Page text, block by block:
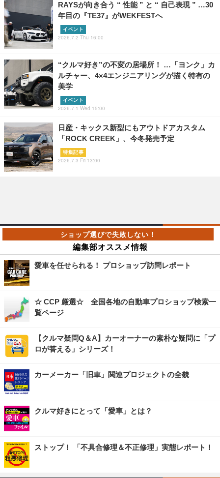
RAYSが向き合う “ 性能 ” と “ 自己表現 ” …30
年目の『TE37』がWEKFESTへ
イベント
2026.7.2 Thu 16:00
“クルマ好き”の不変の居場所！ …「ヨンク」カ
ルチャー、4×4エンジニアリングが描く特有の
美学
イベント
2026.7.1 Wed 15:00
日産・キックス新型にもアウトドアカスタム
「ROCK CREEK」、今冬発売予定
特集記事
2026.7.3 Fri 13:00
編集部オススメ情報
愛車を任せられる！ プロショップ訪問レポート
☆ CCP 厳選☆ 全国各地の自動車プロショップ検索一
覧ページ
【クルマ疑問Q＆A】カーオーナーの素朴な疑問に「プ
ロが答える」シリーズ！
カーメーカー「旧車」関連プロジェクトの全貌
クルマ好きにとって「愛車」とは？
ストップ！ 「不具合修理＆不正修理」実態レポート！